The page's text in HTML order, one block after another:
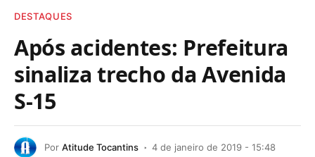
DESTAQUES
Após acidentes: Prefeitura
sinaliza trecho da Avenida
S-15
Por Atitude Tocantins
4 de janeiro de 2019 - 15:48